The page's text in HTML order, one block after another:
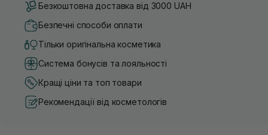
Безкоштовна доставка від 3000 UAH
Безпечні способи оплати
Тільки оригінальна косметика
Система бонусів та лояльності
Кращі ціни та топ товари
Рекомендації від косметологів